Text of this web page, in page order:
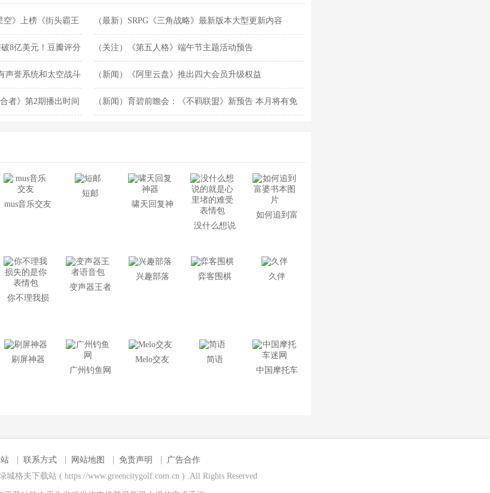
空》上榜《街头霸王 （最新）SRPG《三角战略》最新版本大型更新内容
8亿美元！豆瓣评分 （关注）《第五人格》端午节主题活动预告
声誉系统和太空战斗 （新闻）《阿里云盘》推出四大会员升级权益
者》第2期播出时间 （新闻）育碧前瞻会：《不羁联盟》新预告 本月将有免
mus音乐交友
短邮
啸天回复神
没什么想说
堵的难受表
情包
如何追到富
你不理我损
变声器王者
兴趣部落 弈客围棋 久伴
刷屏神器
广州钓鱼网
Melo交友
简语
中国摩托车
联系方式 网站地图 免责声明
广告合作
城格夫下载站 ( https://www.greencitygolf.com.cn ) .All Rights Reserved